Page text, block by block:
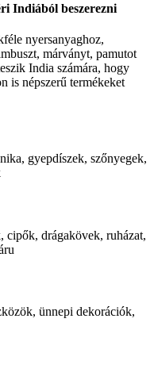
Indiából beszerezni
nyersanyaghoz,
márványt, pamutot
India számára, hogy
is népszerű termékeket
gyepdíszek, szőnyegek,
cipők, drágakövek, ruházat,
ünnepi dekorációk,